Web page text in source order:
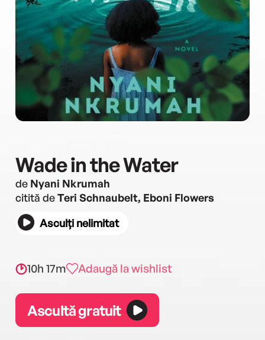
Wade in the Water
de Nyani Nkrumah
citită deTeri Schnaubelt, Eboni Flowers
Asculți nelimitat
10h 17m Adaugă la wishlist
Ascultă gratuit